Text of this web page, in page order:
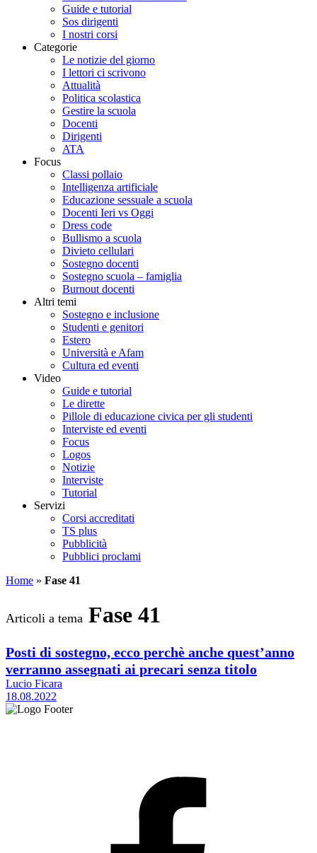
Guide e tutorial
Sos dirigenti
I nostri corsi
Categorie
Le notizie del giorno
I lettori ci scrivono
Attualità
Politica scolastica
Gestire la scuola
Docenti
Dirigenti
ATA
Focus
Classi pollaio
Intelligenza artificiale
Educazione sessuale a scuola
Docenti Ieri vs Oggi
Dress code
Bullismo a scuola
Divieto cellulari
Sostegno docenti
Sostegno scuola – famiglia
Burnout docenti
Altri temi
Sostegno e inclusione
Studenti e genitori
Estero
Università e Afam
Cultura ed eventi
Video
Guide e tutorial
Le dirette
Pillole di educazione civica per gli studenti
Interviste ed eventi
Focus
Logos
Notizie
Interviste
Tutorial
Servizi
Corsi accreditati
TS plus
Pubblicità
Pubblici proclami
Home » Fase 41
Articoli a tema Fase 41
Posti di sostegno, ecco perchè anche quest’anno
verranno assegnati ai precari senza titolo
Lucio Ficara
18.08.2022